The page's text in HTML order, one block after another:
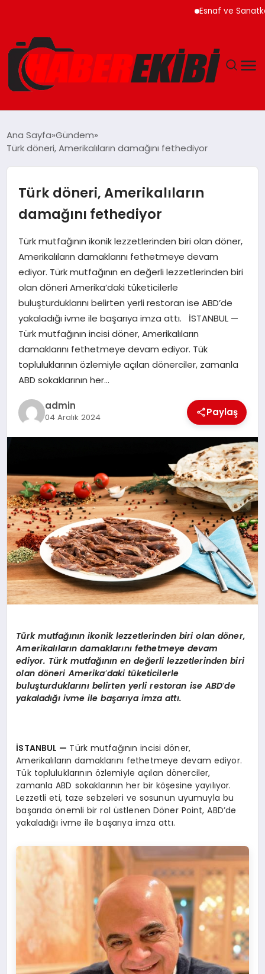
Esnaf ve Sanatkar
EĞITIM
EKONOMI
SAĞLIK
SPOR
YAŞAM
Ana Sayfa Gündem
Türk döneri, Amerikalıların damağını fethediyor
Türk döneri, Amerikalıların
damağını fethediyor
Türk mutfağının ikonik lezzetlerinden biri olan döner,
Amerikalıların damaklarını fethetmeye devam
ediyor. Türk mutfağının en değerli lezzetlerinden biri
olan döneri Amerika’daki tüketicilerle
buluşturduklarını belirten yerli restoran ise ABD’de
yakaladığı ivme ile başarıya imza attı. İSTANBUL —
Türk mutfağının incisi döner, Amerikalıların
damaklarını fethetmeye devam ediyor. Tük
topluluklarının özlemiyle açılan dönerciler, zamanla
ABD sokaklarının her…
admin
04 Aralık 2024 Paylaş
Türk mutfağının ikonik lezzetlerinden biri olan döner,
Amerikalıların damaklarını fethetmeye devam
ediyor. Türk mutfağının en değerli lezzetlerinden biri
olan döneri Amerika’daki tüketicilerle
buluşturduklarını belirten yerli restoran ise ABD’de
yakaladığı ivme ile başarıya imza attı.
İSTANBUL — Türk mutfağının incisi döner,
Amerikalıların damaklarını fethetmeye devam ediyor.
Tük topluluklarının özlemiyle açılan dönerciler,
zamanla ABD sokaklarının her bir köşesine yayılıyor.
Lezzetli eti, taze sebzeleri ve sosunun uyumuyla bu
başarıda önemli bir rol üstlenen Döner Point, ABD’de
yakaladığı ivme ile başarıya imza attı.